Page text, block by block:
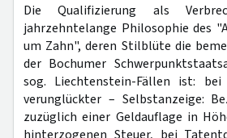
Die Qualifizierung als
jahrzehntelange Philosophie des
um Zahn", deren Stilblüte die
der Bochumer
sog. Liechtenstein-Fällen ist:
verunglückter – Selbstanzeige:
zuzüglich einer Geldauflage in